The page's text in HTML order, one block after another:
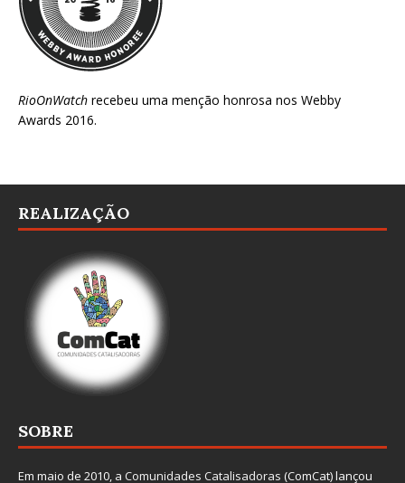
RioOnWatch recebeu uma menção honrosa nos Webby
Awards 2016.
REALIZAÇÃO
SOBRE
Em maio de 2010, a Comunidades Catalisadoras (ComCat) lançou